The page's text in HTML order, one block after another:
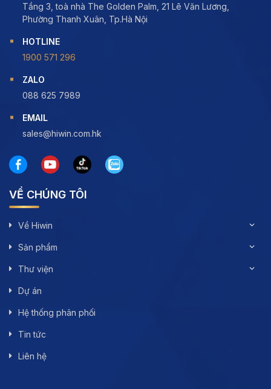
Tầng 3, toà nhà The Golden Palm, 21 Lê Văn Lương,
Phường Thanh Xuân, Tp.Hà Nội
HOTLINE
1900 571 296
ZALO
088 625 7989
EMAIL
sales@hiwin.com.hk
VỀ CHÚNG TÔI
Về Hiwin
Sản phẩm
Thư viện
Dự án
Hệ thống phân phối
Tin tức
Liên hệ